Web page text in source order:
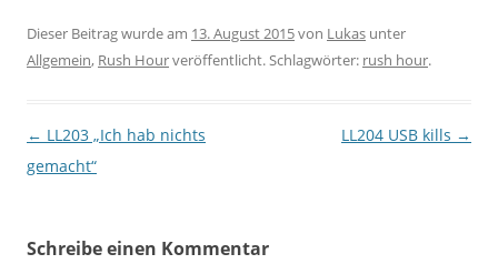
Dieser Beitrag wurde am 13. August 2015von Lukas unter
Allgemein, Rush Hourveröffentlicht. Schlagwörter: rush hour.
Beitragsnavigation
← LL203 „Ich hab nichts
gemacht“
LL204 USB kills →
Schreibe einen Kommentar